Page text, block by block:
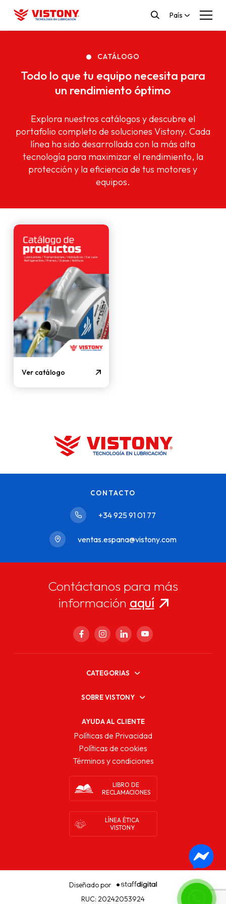
País
CATÁLOGO
Todo lo que tu equipo necesita para
un rendimiento óptimo
Explora nuestros catálogos y descubre el
portafolio completo de soluciones Vistony. Cada
línea ha sido desarrollada con la más alta
tecnología para maximizar el rendimiento, la
protección y la eficiencia de tus motores y
equipos.
Ver catálogo
CONTACTO
+34 925 91 01 77
ventas.espana@vistony.com
Contáctanos para más
información aquí
CATEGORIAS
SOBRE VISTONY
AYUDA AL CLIENTE
Políticas de Privacidad
Políticas de cookies
Términos y condiciones
LIBRO DE
RECLAMACIONES
LÍNEA ÉTICA
VISTONY
Diseñado por
RUC: 20242053924